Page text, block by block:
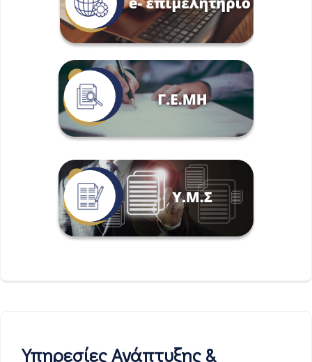
Υπηρεσίες Ανάπτυξης &